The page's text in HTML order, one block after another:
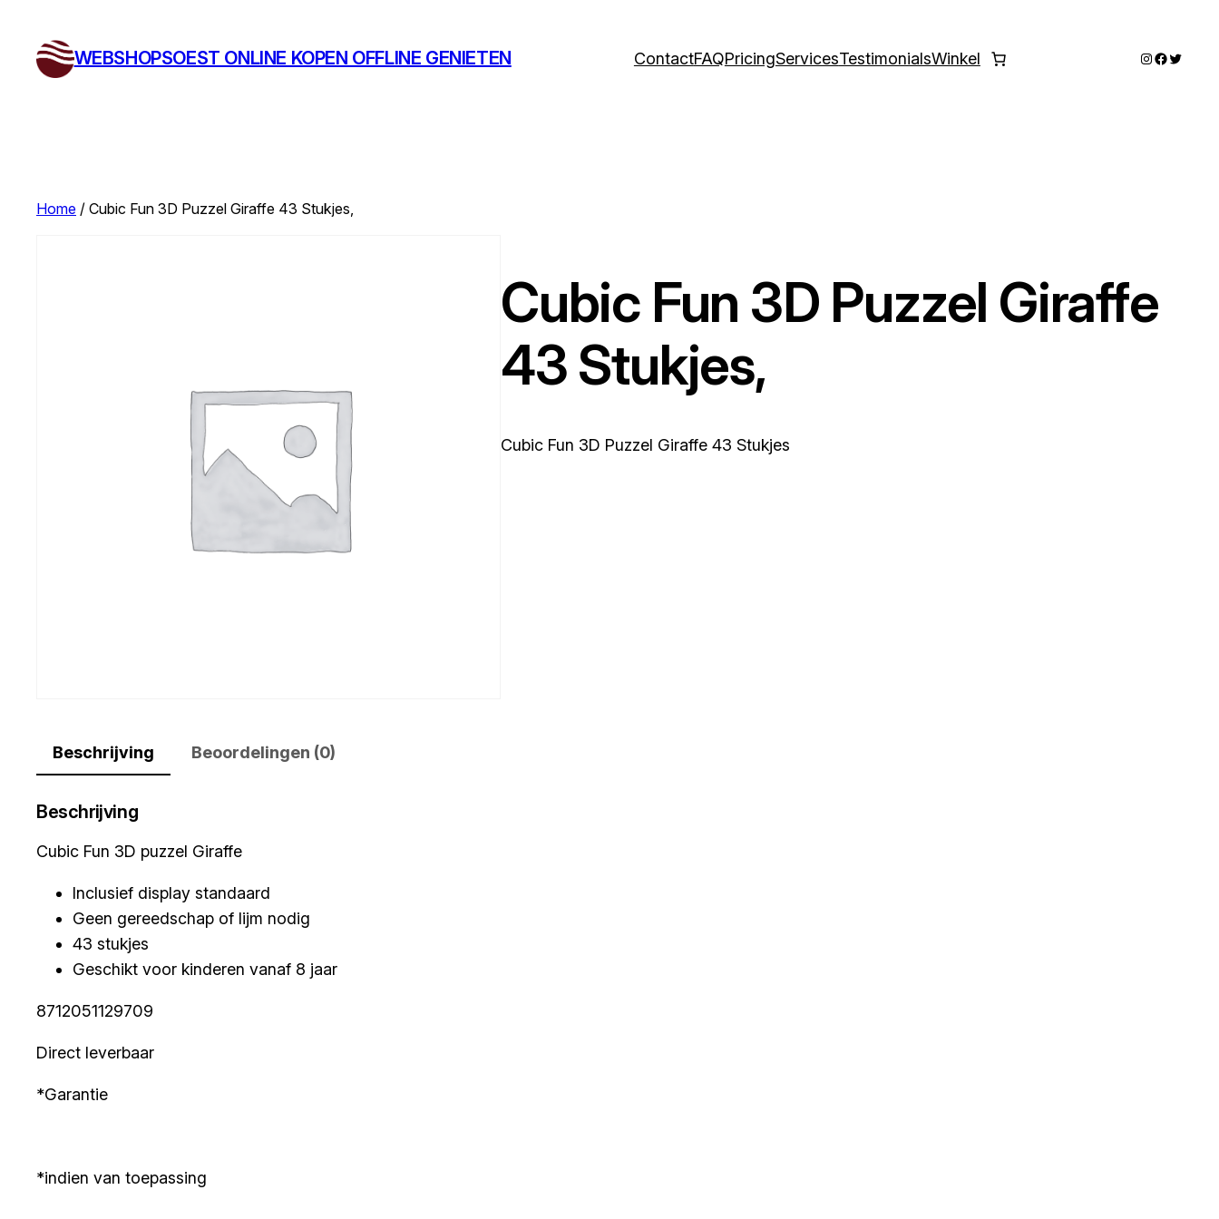
WEBSHOPSOEST ONLINE KOPEN OFFLINE GENIETEN ContactFAQPricingServicesTestimonialsWinkel Instagram
Twitter
Home / Cubic Fun 3D Puzzel Giraffe 43 Stukjes,
Cubic Fun 3D Puzzel Giraffe
43 Stukjes,
Cubic Fun 3D Puzzel Giraffe 43 Stukjes
Beschrijving Beoordelingen (0)
Beschrijving
Cubic Fun 3D puzzel Giraffe
Inclusief display standaard
Geen gereedschap of lijm nodig
43 stukjes
Geschikt voor kinderen vanaf 8 jaar
8712051129709
Direct leverbaar
*Garantie
*indien van toepassing